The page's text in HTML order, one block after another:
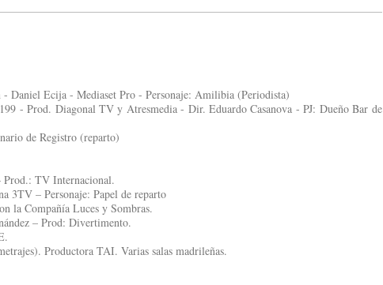
Daniel Ecija - Mediaset Pro - Personaje: Amilibia (Periodista)
- Prod. Diagonal TV y Atresmedia - Dir. Eduardo Casanova - PJ: Dueño Bar de
de Registro (reparto)
TV Internacional.
3TV – Personaje: Papel de reparto
la Compañía Luces y Sombras.
– Prod: Divertimento.
Productora TAI. Varias salas madrileñas.